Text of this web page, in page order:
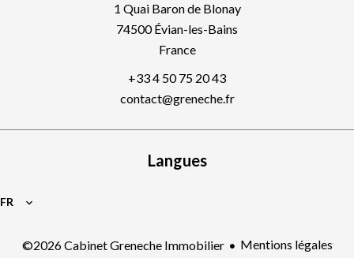
1 Quai Baron de Blonay
74500Évian-les-Bains
France
+33 4 50 75 20 43
contact@greneche.fr
Langues
FR
©2026 Cabinet Greneche Immobilier Mentions légales